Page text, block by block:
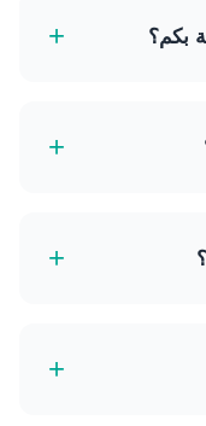
بكم؟ +
+
+
على الطلاء.
+